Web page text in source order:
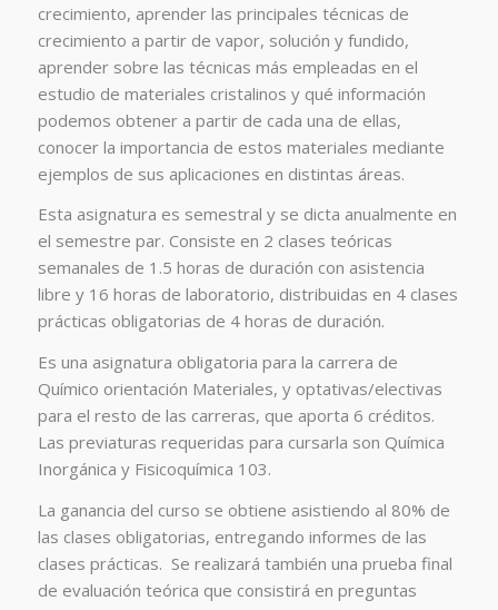
crecimiento, aprender las principales técnicas de
crecimiento a partir de vapor, solución y fundido,
aprender sobre las técnicas más empleadas en el
estudio de materiales cristalinos y qué información
podemos obtener a partir de cada una de ellas,
conocer la importancia de estos materiales mediante
ejemplos de sus aplicaciones en distintas áreas.
Esta asignatura es semestral y se dicta anualmente en
el semestre par. Consiste en 2 clases teóricas
semanales de 1.5 horas de duración con asistencia
libre y 16 horas de laboratorio, distribuidas en 4 clases
prácticas obligatorias de 4 horas de duración.
Es una asignatura obligatoria para la carrera de
Químico orientación Materiales, y optativas/electivas
para el resto de las carreras, que aporta 6 créditos.
Las previaturas requeridas para cursarla son Química
Inorgánica y Fisicoquímica 103.
La ganancia del curso se obtiene asistiendo al 80% de
las clases obligatorias, entregando informes de las
clases prácticas. Se realizará también una prueba final
de evaluación teórica que consistirá en preguntas